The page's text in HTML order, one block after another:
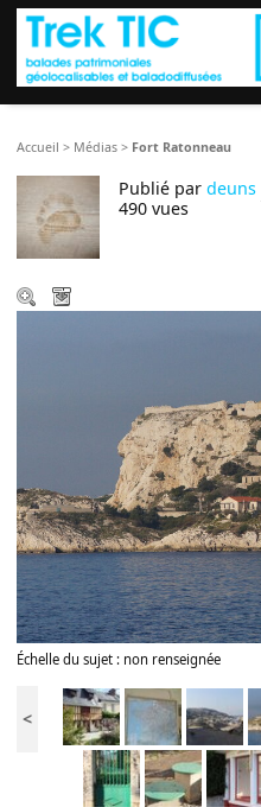
Accueil > Médias > Fort Ratonneau
Publié pardeuns
490 vues
Échelle du sujet : non renseignée
<